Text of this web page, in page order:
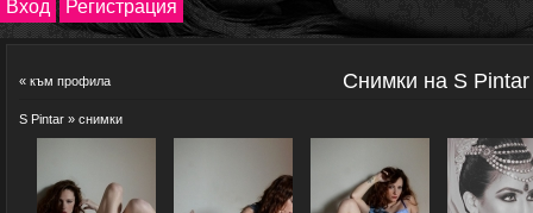
Вход Регистрация
« към профила Снимки на S Pintar
S Pintar » снимки